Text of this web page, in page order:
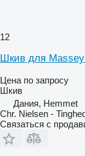
12
Шкив для
Цена по запросу
Шкив
Дания, Hemmet
Chr. Nielsen -
Связаться с